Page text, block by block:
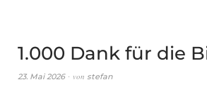
1.000 Dank für die
23. Mai 2026 von stefan